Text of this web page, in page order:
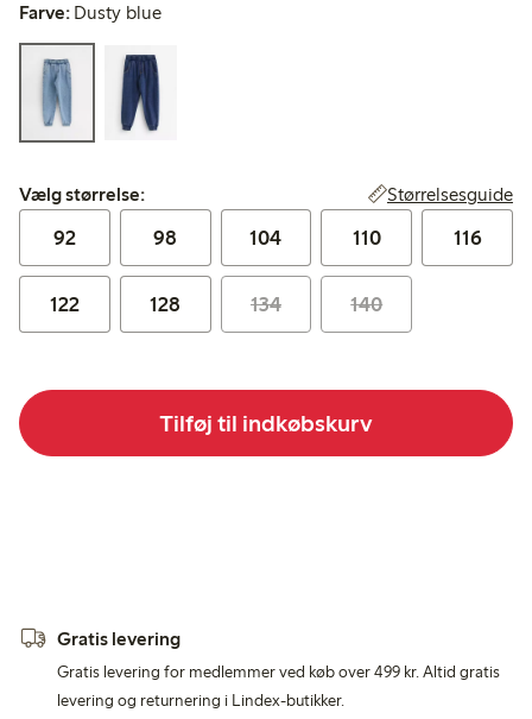
Farve: Dusty blue
Vælg størrelse:
Vælg størrelse: Størrelsesguide
92 98 104 110 116
122 128 134 140
Tilføj til indkøbskurv
Gratis levering
Gratis levering for medlemmer ved køb over 499 kr. Altid gratis
levering og returnering i Lindex-butikker.